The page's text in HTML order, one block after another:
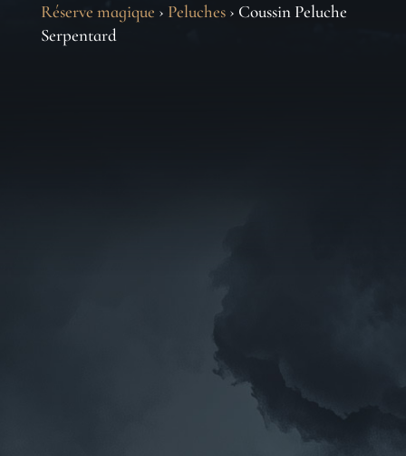
Réserve magique › Peluches› Coussin Peluche
Serpentard